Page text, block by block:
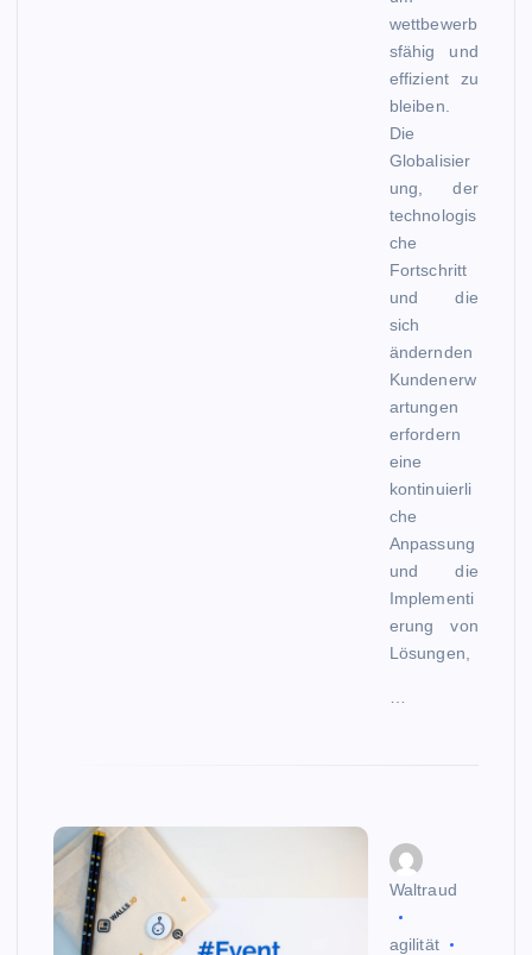
wettbewerb
sfähig und
effizient zu
bleiben.
Die
Globalisier
ung, der
technologis
che
Fortschritt
und die
sich
ändernden
Kundenerw
artungen
erfordern
eine
kontinuierli
che
Anpassung
und die
Implementi
erung von
Lösungen,
…
Waltraud
agilität